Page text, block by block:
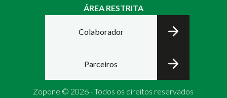
ÁREA RESTRITA
Colaborador
Parceiros
Zopone © 2026 - Todos os direitos reservados